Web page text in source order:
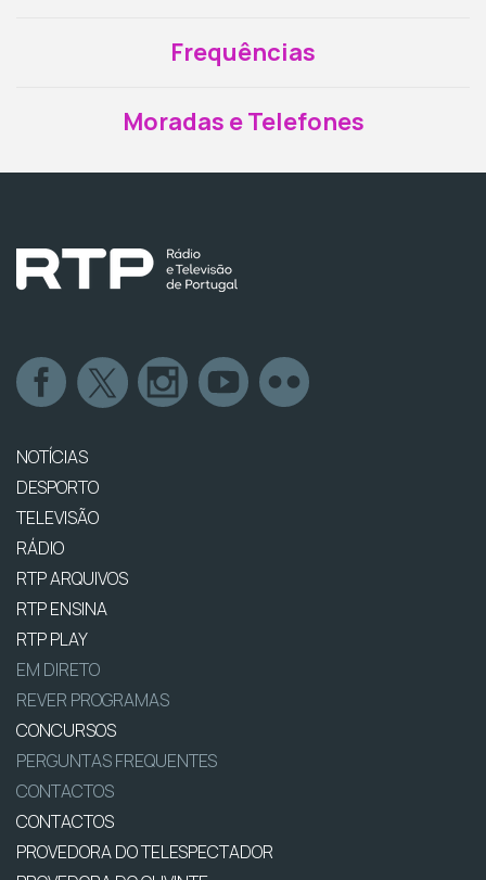
Frequências
Moradas e Telefones
NOTÍCIAS
DESPORTO
TELEVISÃO
RÁDIO
RTP ARQUIVOS
RTP ENSINA
RTP PLAY
EM DIRETO
REVER PROGRAMAS
CONCURSOS
PERGUNTAS FREQUENTES
CONTACTOS
CONTACTOS
PROVEDORA DO TELESPECTADOR